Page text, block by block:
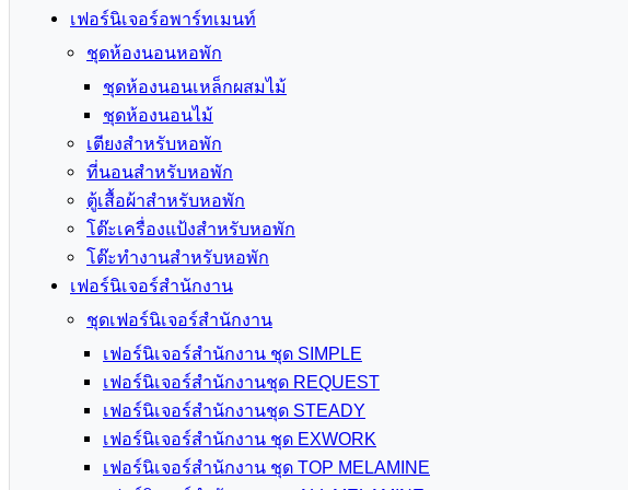
เฟอร์นิเจอร์อพาร์ทเมนท์
ชุดห้องนอนหอพัก
ชุดห้องนอนเหล็กผสมไม้
ชุดห้องนอนไม้
เตียงสำหรับหอพัก
ที่นอนสำหรับหอพัก
ตู้เสื้อผ้าสำหรับหอพัก
โต๊ะเครื่องแป้งสำหรับหอพัก
โต๊ะทำงานสำหรับหอพัก
เฟอร์นิเจอร์สำนักงาน
ชุดเฟอร์นิเจอร์สำนักงาน
เฟอร์นิเจอร์สำนักงาน ชุด SIMPLE
เฟอร์นิเจอร์สำนักงานชุด REQUEST
เฟอร์นิเจอร์สำนักงานชุด STEADY
เฟอร์นิเจอร์สำนักงาน ชุด EXWORK
เฟอร์นิเจอร์สำนักงาน ชุด TOP MELAMINE